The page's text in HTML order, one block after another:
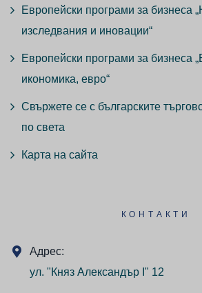
Европейски програми за бизнеса
изследвания и иновации“
Европейски програми за бизнеса
икономика, евро“
Свържете се с българските
по света
Карта на сайта
КОНТАКТИ
Адрес:
ул. "Княз Александър I" 12